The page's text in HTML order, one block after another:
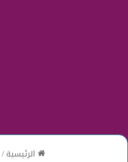
الرئيسية/